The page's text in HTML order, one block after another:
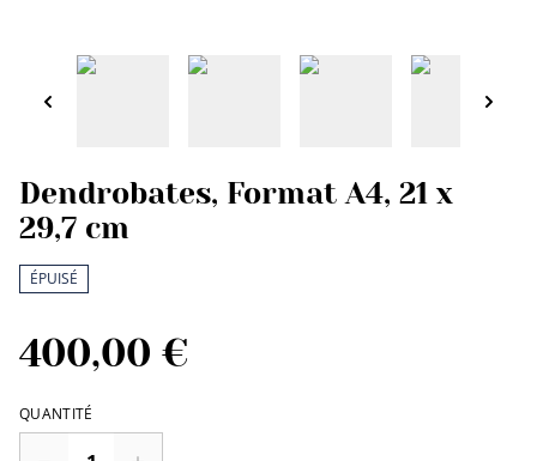
Dendrobates, Format A4, 21 x
29,7 cm
ÉPUISÉ
400,00 €
QUANTITÉ